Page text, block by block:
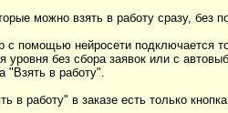
можно взять в работу сразу, без
с помощью нейросети подключается
без сбора заявок или с
"Взять в работу".
в работу" в заказе есть только